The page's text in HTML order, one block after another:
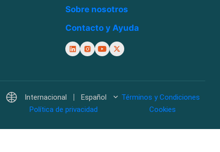
Sobre nosotros
Contacto y Ayuda
Internacional Español
Términos y Condiciones
Política de privacidad
Cookies